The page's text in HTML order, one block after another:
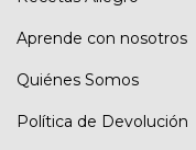
Aprende con nosotros
Quiénes Somos
Política de Devolución